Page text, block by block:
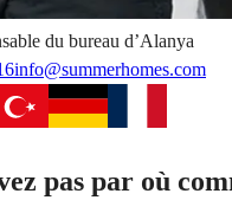
du bureau d’Alanya
info@summerhomes.com
pas par où